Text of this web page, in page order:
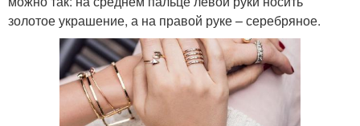
золотое украшение, а на правой руке – серебряное.